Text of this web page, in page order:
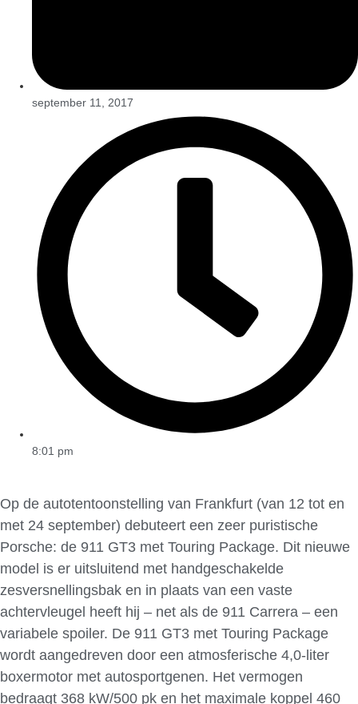
september 11, 2017
8:01 pm
Op de autotentoonstelling van Frankfurt (van 12 tot en
met 24 september) debuteert een zeer puristische
Porsche: de 911 GT3 met Touring Package. Dit nieuwe
model is er uitsluitend met handgeschakelde
zesversnellingsbak en in plaats van een vaste
achtervleugel heeft hij – net als de 911 Carrera – een
variabele spoiler. De 911 GT3 met Touring Package
wordt aangedreven door een atmosferische 4,0-liter
boxermotor met autosportgenen. Het vermogen
bedraagt 368 kW/500 pk en het maximale koppel 460